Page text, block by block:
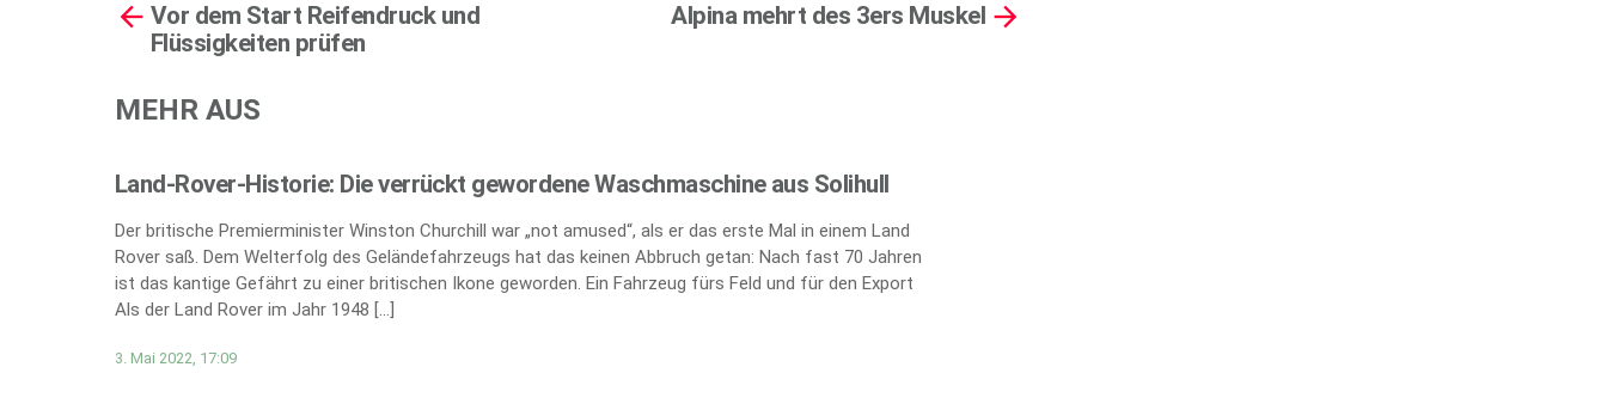
moreVor dem Start Reifendruck und
Flüssigkeiten prüfen
Alpina mehrt des 3ers Muskel
MEHR AUS
Land-Rover-Historie: Die verrückt gewordene Waschmaschine aus Solihull
Der britische Premierminister Winston Churchill war „not amused“, als er das erste Mal in einem Land
Rover saß. Dem Welterfolg des Geländefahrzeugs hat das keinen Abbruch getan: Nach fast 70 Jahren
ist das kantige Gefährt zu einer britischen Ikone geworden. Ein Fahrzeug fürs Feld und für den Export
Als der Land Rover im Jahr 1948 […]
3. Mai 2022, 17:09